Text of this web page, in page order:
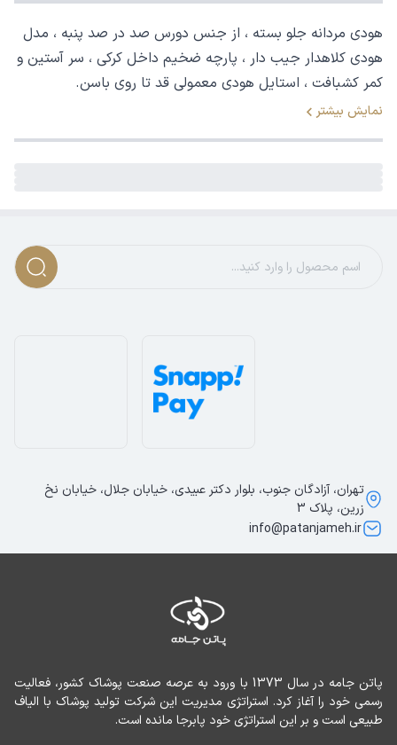
هودی مردانه جلو بسته ، از جنس دورس صد در صد پنبه ، مدل
هودی کلاهدار جیب دار ، پارچه ضخیم داخل کرکی ، سر آستین و
کمر کشبافت ، استایل هودی معمولی قد تا روی باسن.
نمایش بیشتر
طبیعی است و بر این استراتژی خود پابرجا مانده است.
تهران، آزادگان جنوب، بلوار دکتر عبیدی، خیابان جلال، خیابان نخ
زرین، پلاک 3
info@patanjameh.ir